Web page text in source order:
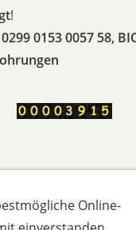
!
0153 0057 58,
Online-